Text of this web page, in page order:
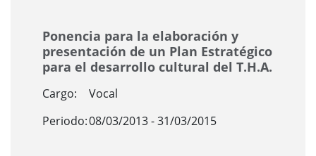
Ponencia para la elaboración y
presentación de un Plan Estratégico
para el desarrollo cultural del T.H.A.
Cargo:
Vocal
Periodo:08/03/2013 - 31/03/2015